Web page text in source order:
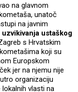
na glavnom
unatoč
na javnim
uzvikivanja ustaškog
s Hrvatskim
koji su
Europskom
jer na njemu nije
organizaciju
vlasti na